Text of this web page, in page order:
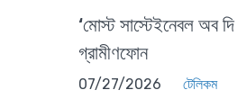
‘মোস্ট সাস্টেইনেবল অব
গ্রামীণফোন
07/27/2026 টেলিকম